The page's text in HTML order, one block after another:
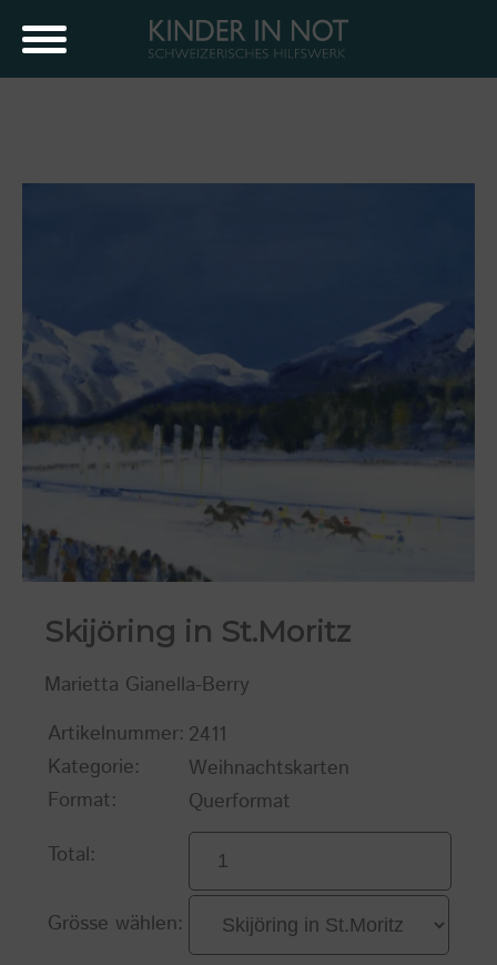
Skijöring in St.Moritz
Marietta Gianella-Berry
Artikelnummer: 2411
Kategorie:
Weihnachtskarten
Format:
Querformat
Total:
Grösse wählen: